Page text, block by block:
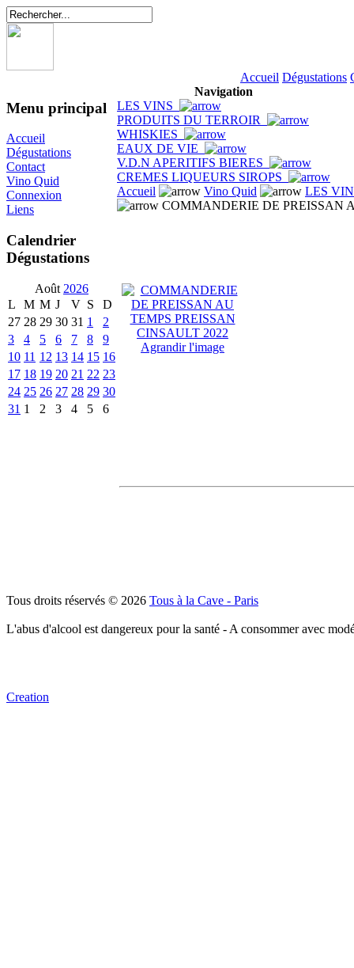
Accueil Dégustations
Menu principal
Accueil
Dégustations
Contact
Vino Quid
Connexion
Liens
Calendrier
Dégustations
Août 2026
L
M M J V S
D
27 28 29 30 31 1
2
3
4 5 6 7 8
9
10 11 12 13 14 15 16
17 18 19 20 21 22 23
24 25 26 27 28 29 30
31 1 2 3 4 5 6
Navigation
LES VINS
PRODUITS DU TERROIR
WHISKIES
EAUX DE VIE
V.D.N APERITIFS BIERES
CREMES LIQUEURS SIROPS
Accueil
Vino Quid
LES
COMMANDERIE DE PREISSAN
Agrandir l'image
Tous droits réservés © 2026 Tous à la Cave - Paris
L'abus d'alcool est dangereux pour la santé - A consommer avec
Creation